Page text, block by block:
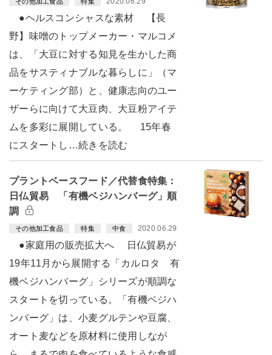
●ヘルスコンシャスな素材 【長
野】味噌のトップメーカー・マルコメ
は、「大豆に対する知見を生かした商
品をサスティナブルな暮らしに」（マ
ーケティング部）と、健康志向のユー
ザーらに向けて大豆肉、大豆粉アイテ
ムを多彩に展開している。 15年春
にスタートし…続きを読む
プラントベースフード／代替食特集：
日仏貿易 「有機ベジハンバーグ」順
調
その他加工食品 特集 中食 2020.06.29
●家庭用の販売拡大へ 日仏貿易が
19年11月から展開する「カルロタ 有
機ベジハンバーグ」シリーズが順調な
スタートを切っている。「有機ベジハ
ンバーグ」は、小麦グルテンや豆腐、
オート麦などを原材料に使用しなが